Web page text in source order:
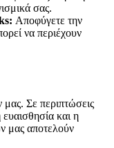
σας.
Αποφύγετε την
να περιέχουν
Σε περιπτώσεις
και η
μας αποτελούν